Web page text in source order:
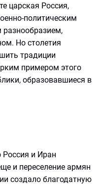
царская Россия,
политическим
разнообразием,
Но столетия
традиции
примером этого
образовавшиеся в
Россия и Иран
и переселение армян
создало благодатную